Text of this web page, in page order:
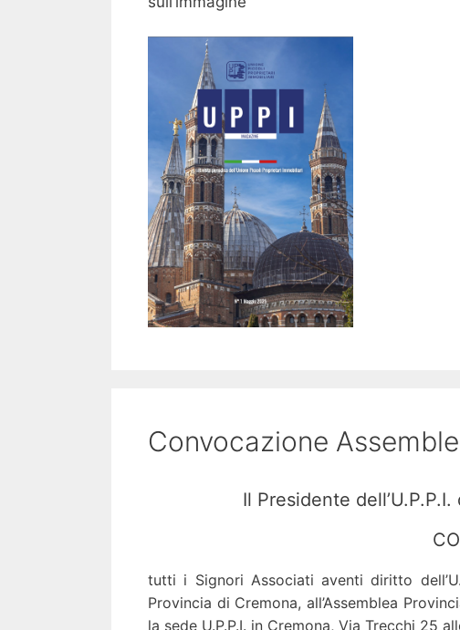
Convocazione
Il Presidente
tutti i Signori Associati aventi diritto
Provincia di Cremona, all’Assemblea
la sede U.P.P.I. in Cremona, Via Trecchi 25